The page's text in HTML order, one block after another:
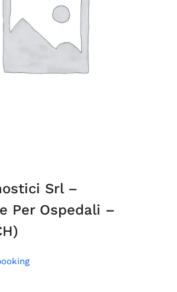
Srl –
Per Ospedali –